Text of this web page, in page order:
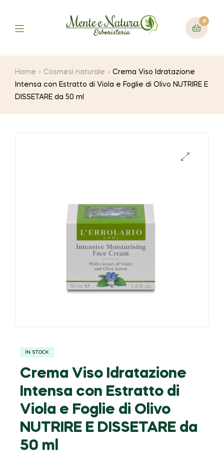
0
Home Cosmesi naturale
Crema Viso Idratazione
Intensa con Estratto di Viola e Foglie di Olivo NUTRIRE E
DISSETARE da 50 ml
IN STOCK
Crema Viso Idratazione
Intensa con Estratto di
Viola e Foglie di Olivo
NUTRIRE E DISSETARE da
50 ml